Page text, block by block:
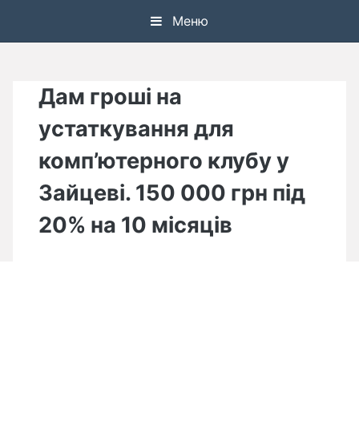
Меню
Дам гроші на
устаткування для
комп’ютерного клубу у
Зайцеві. 150 000 грн під
20% на 10 місяців